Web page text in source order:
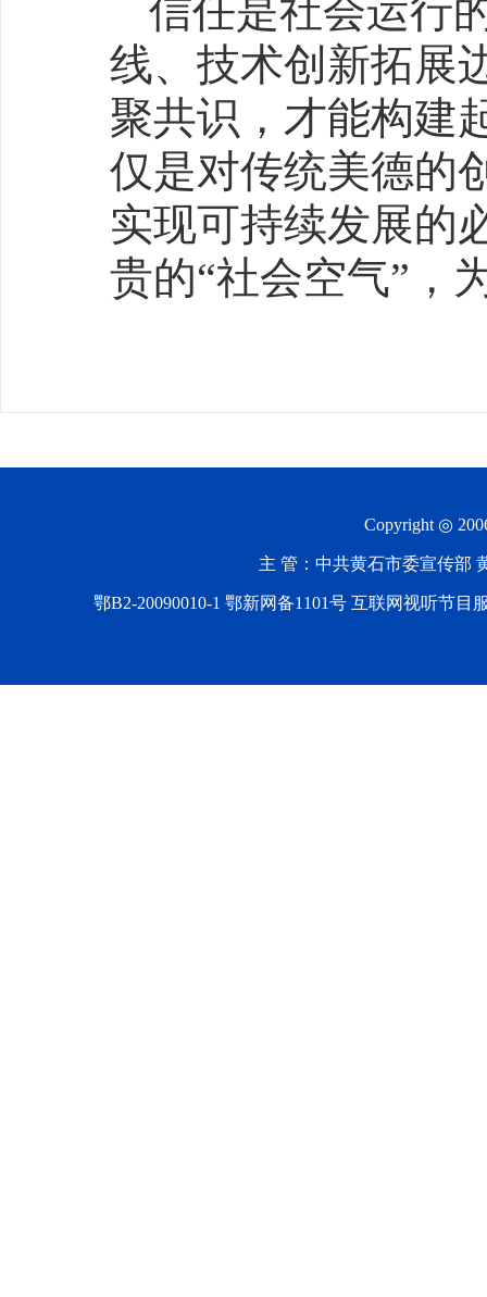
信任是社会运行
线、技术创新拓展
聚共识，才能构建
仅是对传统美德的
实现可持续发展的
贵的“社会空气”，
Copyright ◎
主 管：中共黄石市委宣传部
鄂B2-20090010-1 鄂新网备1101号 互联网视听节目